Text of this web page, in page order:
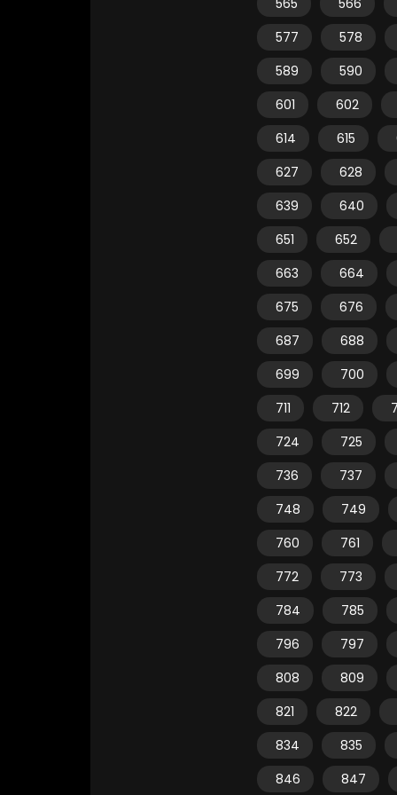
565
566
577
578
589
590
601
602
614
615
627
628
639
640
651
652
663
664
675
676
687
688
699
700
711
712
724
725
736
737
748
749
760
761
772
773
784
785
796
797
808
809
821
822
834
835
846
847